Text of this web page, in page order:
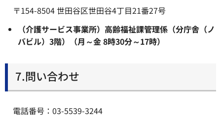
〒154-8504 世田谷区世田谷4丁目21番27号
（介護サービス事業所）高齢福祉課管理係（分庁舎（ノ
バビル）3階）
（月～金 8時30分～17時）
7.問い合わせ
電話番号：03-5539-3244